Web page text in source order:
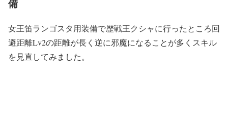
備
女王笛ランゴスタ用装備で歴戦王クシャに行ったところ回
避距離Lv2の距離が長く逆に邪魔になることが多くスキル
を見直してみました。